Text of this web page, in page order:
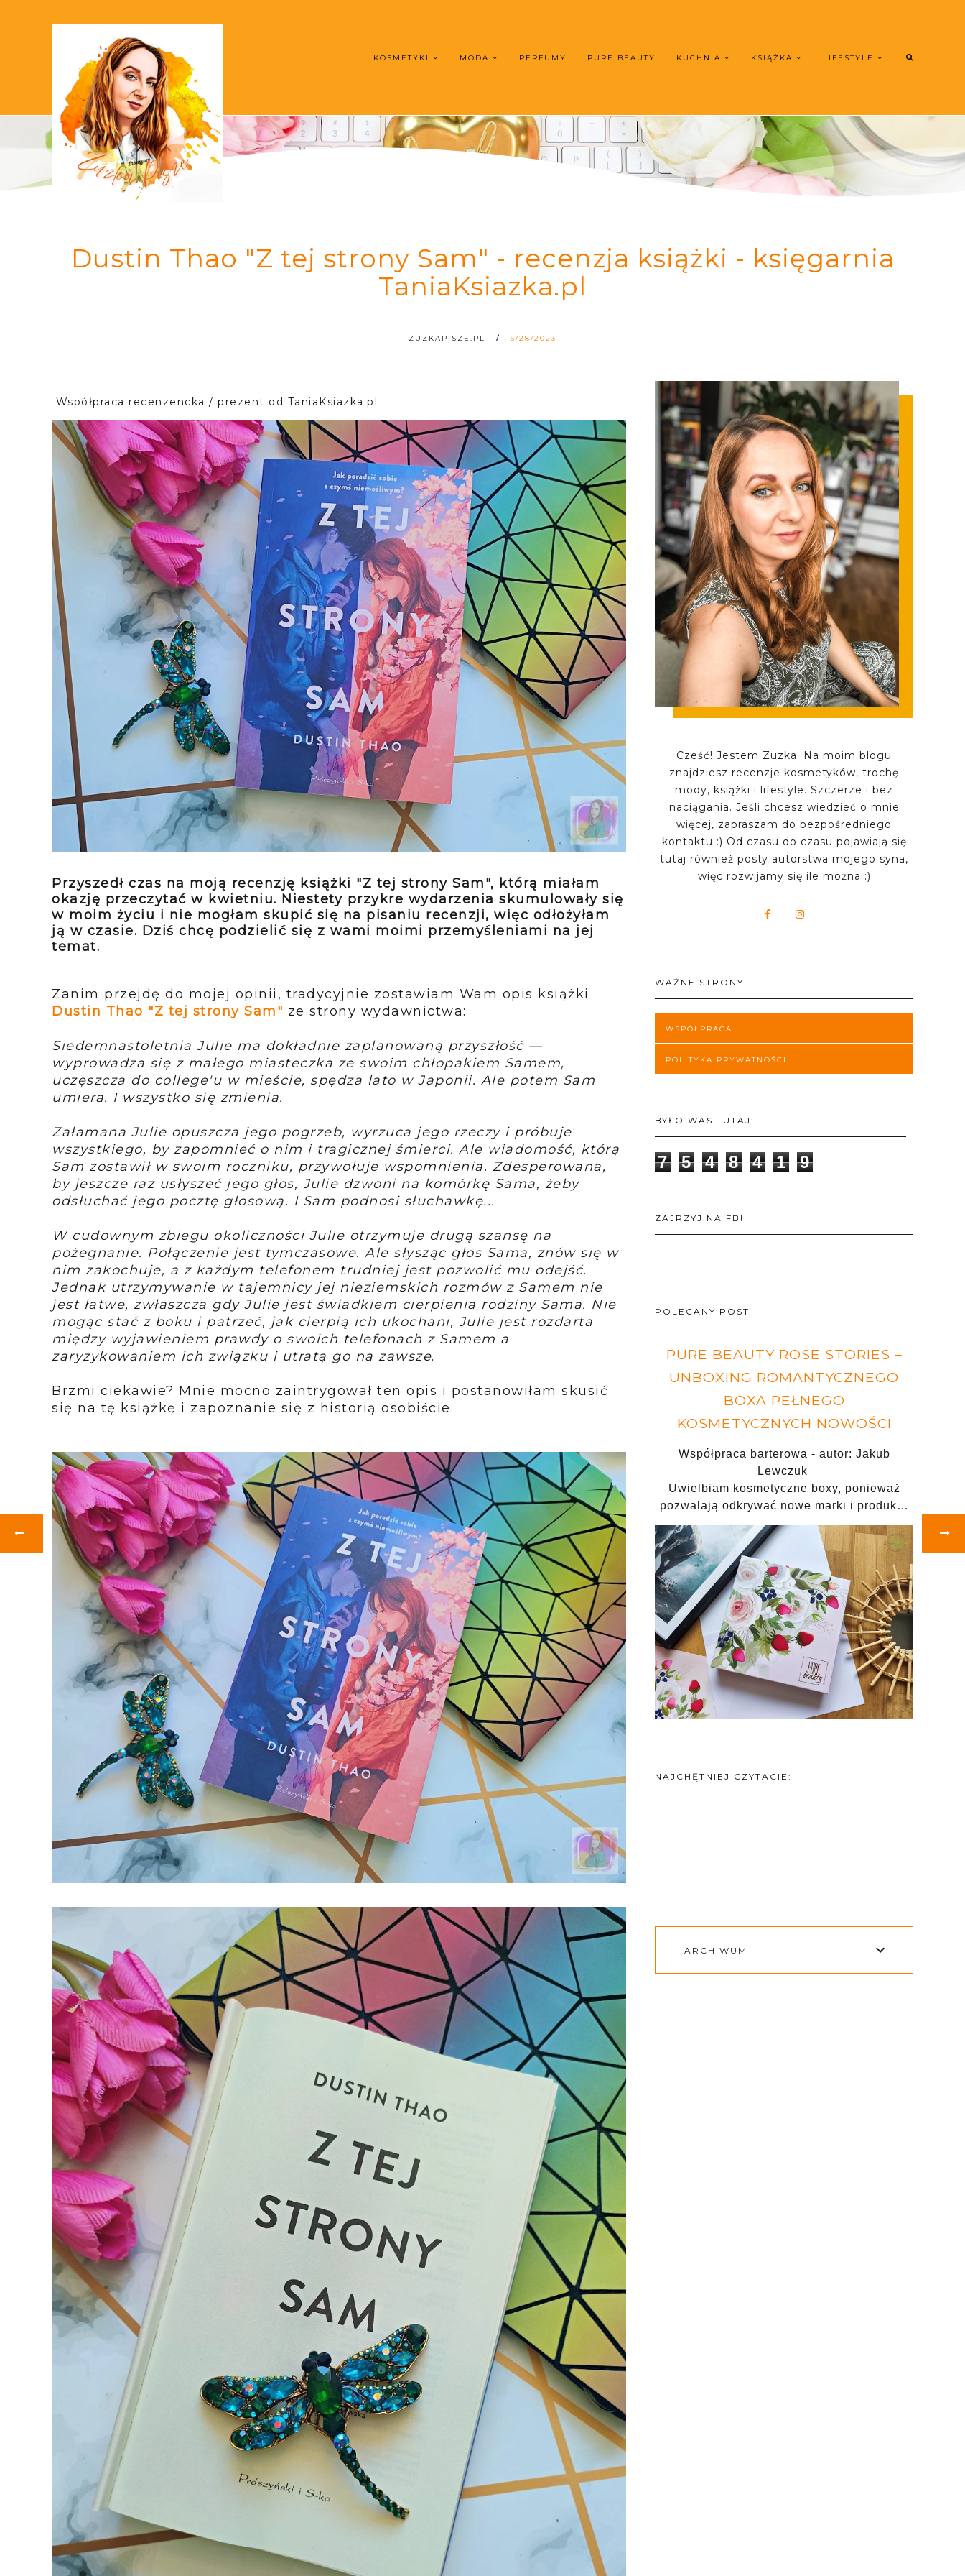
KOSMETYKI MODA PERFUMY PURE BEAUTY KUCHNIA KSIĄŻKA LIFESTYLE
Dustin Thao "Z tej strony Sam" - recenzja książki - księgarnia
TaniaKsiazka.pl
ZUZKAPISZE.PL 5/28/2023
Współpraca recenzencka / prezent od TaniaKsiazka.pl
Przyszedł czas na moją recenzję książki "Z tej strony Sam", którą miałam
okazję przeczytać w kwietniu. Niestety przykre wydarzenia skumulowały się
w moim życiu i nie mogłam skupić się na pisaniu recenzji, więc odłożyłam
ją w czasie. Dziś chcę podzielić się z wami moimi przemyśleniami na jej
temat.
Zanim przejdę do mojej opinii, tradycyjnie zostawiam Wam opis książki
Dustin Thao "Z tej strony Sam" ze strony wydawnictwa:
Siedemnastoletnia Julie ma dokładnie zaplanowaną przyszłość —
wyprowadza się z małego miasteczka ze swoim chłopakiem Samem,
uczęszcza do college'u w mieście, spędza lato w Japonii. Ale potem Sam
umiera. I wszystko się zmienia.
Załamana Julie opuszcza jego pogrzeb, wyrzuca jego rzeczy i próbuje
wszystkiego, by zapomnieć o nim i tragicznej śmierci. Ale wiadomość, którą
Sam zostawił w swoim roczniku, przywołuje wspomnienia. Zdesperowana,
by jeszcze raz usłyszeć jego głos, Julie dzwoni na komórkę Sama, żeby
odsłuchać jego pocztę głosową. I Sam podnosi słuchawkę...
W cudownym zbiegu okoliczności Julie otrzymuje drugą szansę na
pożegnanie. Połączenie jest tymczasowe. Ale słysząc głos Sama, znów się w
nim zakochuje, a z każdym telefonem trudniej jest pozwolić mu odejść.
Jednak utrzymywanie w tajemnicy jej nieziemskich rozmów z Samem nie
jest łatwe, zwłaszcza gdy Julie jest świadkiem cierpienia rodziny Sama. Nie
mogąc stać z boku i patrzeć, jak cierpią ich ukochani, Julie jest rozdarta
między wyjawieniem prawdy o swoich telefonach z Samem a
zaryzykowaniem ich związku i utratą go na zawsze.
Brzmi ciekawie? Mnie mocno zaintrygował ten opis i postanowiłam skusić
się na tę książkę i zapoznanie się z historią osobiście.
Cześć! Jestem Zuzka. Na moim blogu
znajdziesz recenzje kosmetyków, trochę
mody, książki i lifestyle. Szczerze i bez
naciągania. Jeśli chcesz wiedzieć o mnie
więcej, zapraszam do bezpośredniego
kontaktu :) Od czasu do czasu pojawiają się
tutaj również posty autorstwa mojego syna,
więc rozwijamy się ile można :)
WAŻNE STRONY
WSPÓŁPRACA
POLITYKA PRYWATNOŚCI
BYŁO WAS TUTAJ:
7 5 4 8 4 1 9
ZAJRZYJ NA FB!
POLECANY POST
PURE BEAUTY ROSE STORIES –
UNBOXING ROMANTYCZNEGO
BOXA PEŁNEGO
KOSMETYCZNYCH NOWOŚCI
Współpraca barterowa - autor: Jakub
Lewczuk
Uwielbiam kosmetyczne boxy, ponieważ
pozwalają odkrywać nowe marki i produk…
NAJCHĘTNIEJ CZYTACIE:
ARCHIWUM